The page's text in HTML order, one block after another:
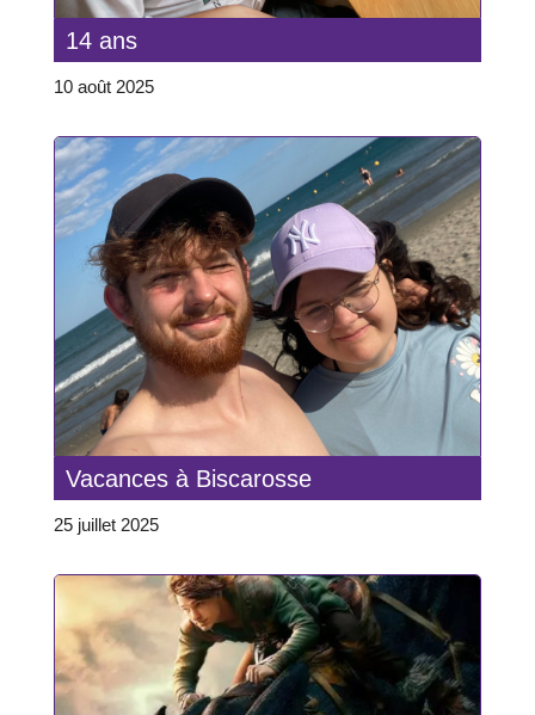
14 ans
10 août 2025
Vacances à Biscarosse
25 juillet 2025